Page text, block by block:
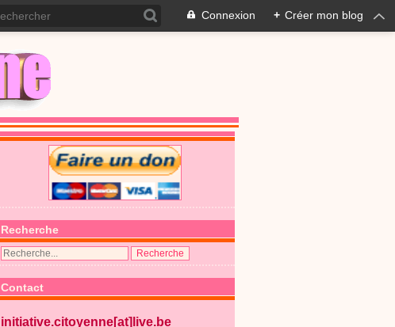
Connexion + Créer mon blog
Recherche
Contact
initiative.citoyenne[at]live.be